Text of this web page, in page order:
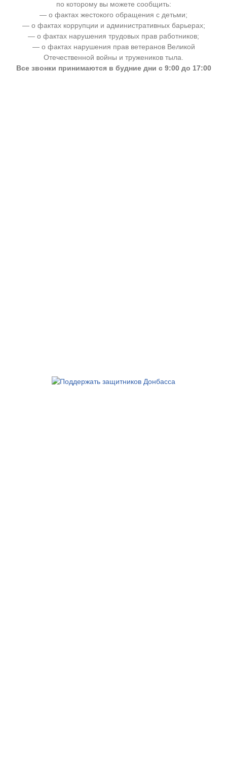
по которому вы можете сообщить:
— о фактах жестокого обращения с детьми;
— о фактах коррупции и административных барьерах;
— о фактах нарушения трудовых прав работников;
— о фактах нарушения прав ветеранов Великой
Отечественной войны и тружеников тыла.
Все звонки принимаются в будние дни с 9:00 до 17:00